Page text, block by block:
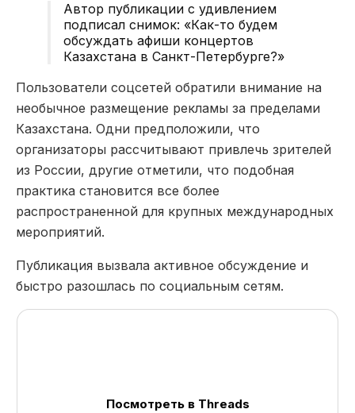
Автор публикации с удивлением
подписал снимок: «Как-то будем
обсуждать афиши концертов
Казахстана в Санкт-Петербурге?»
Пользователи соцсетей обратили внимание на
необычное размещение рекламы за пределами
Казахстана. Одни предположили, что
организаторы рассчитывают привлечь зрителей
из России, другие отметили, что подобная
практика становится все более
распространенной для крупных международных
мероприятий.
Публикация вызвала активное обсуждение и
быстро разошлась по социальным сетям.
Посмотреть в Threads